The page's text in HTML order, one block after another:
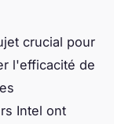
crucial pour
l'efficacité de
Intel ont